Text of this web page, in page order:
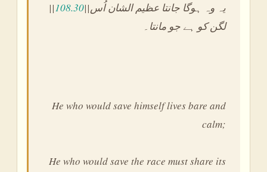
||108.30||یہ وہ ہوگا جانتا عظیم الشان اُس
لگن کو ہے جو مانتا۔
He who would save himself lives bare and
calm;
He who would save the race must share its